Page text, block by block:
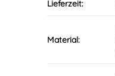
Lieferzeit:
Material: